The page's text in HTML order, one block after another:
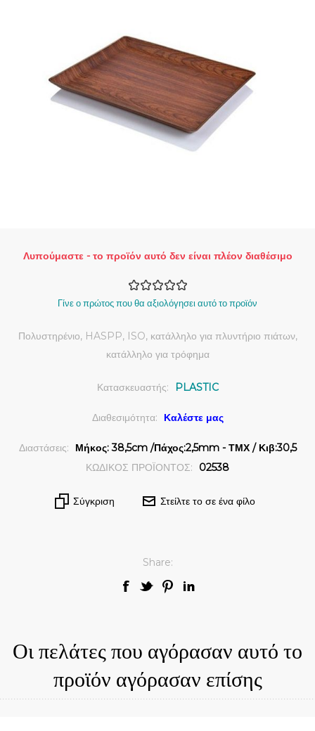
Λυπούμαστε - το προϊόν αυτό δεν είναι πλέον διαθέσιμο
Γίνε ο πρώτος που θα αξιολόγησει αυτό το προϊόν
Πολυστηρένιο, HASPP, ISO, κατάλληλο για πλυντήριο πιάτων,
κατάλληλο για τρόφημα
Κατασκευαστής: PLASTIC
Διαθεσιμότητα: Καλέστε μας
Διαστάσεις:
Μήκος: 38,5cm /Πάχος:2,5mm - ΤΜΧ / Κιβ:30,5
ΚΩΔΙΚΟΣ ΠΡΟΪΟΝΤΟΣ:
02538
Σύγκριση Στείλτε το σε ένα φίλο
Share:
Οι πελάτες που αγόρασαν αυτό το
προϊόν αγόρασαν επίσης